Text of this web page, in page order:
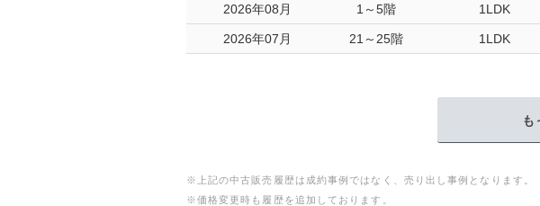
2026年08月 1～5階 1LDK
2026年07月 21～25階 1LDK
※上記の中古販売履歴は成約事例ではなく、売り出し事例となります。
※価格変更時も履歴を追加しております。